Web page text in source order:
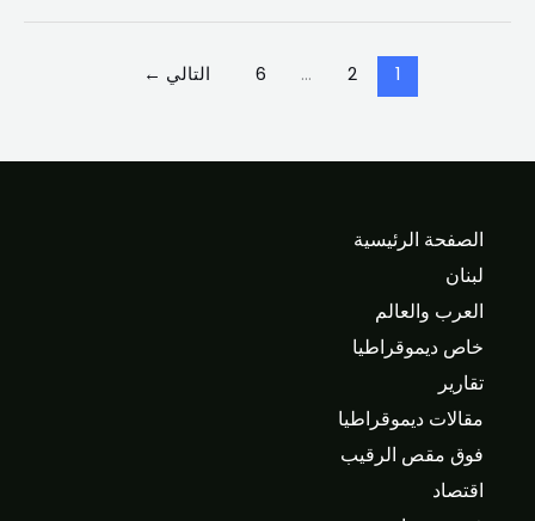
1
2
…
6 التالي ←
الصفحة الرئيسية
لبنان
العرب والعالم
خاص ديموقراطيا
تقارير
مقالات ديموقراطيا
فوق مقص الرقيب
اقتصاد